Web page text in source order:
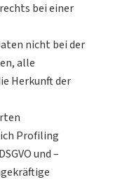
bei einer
nicht bei der
alle
Herkunft der
Profiling
und –